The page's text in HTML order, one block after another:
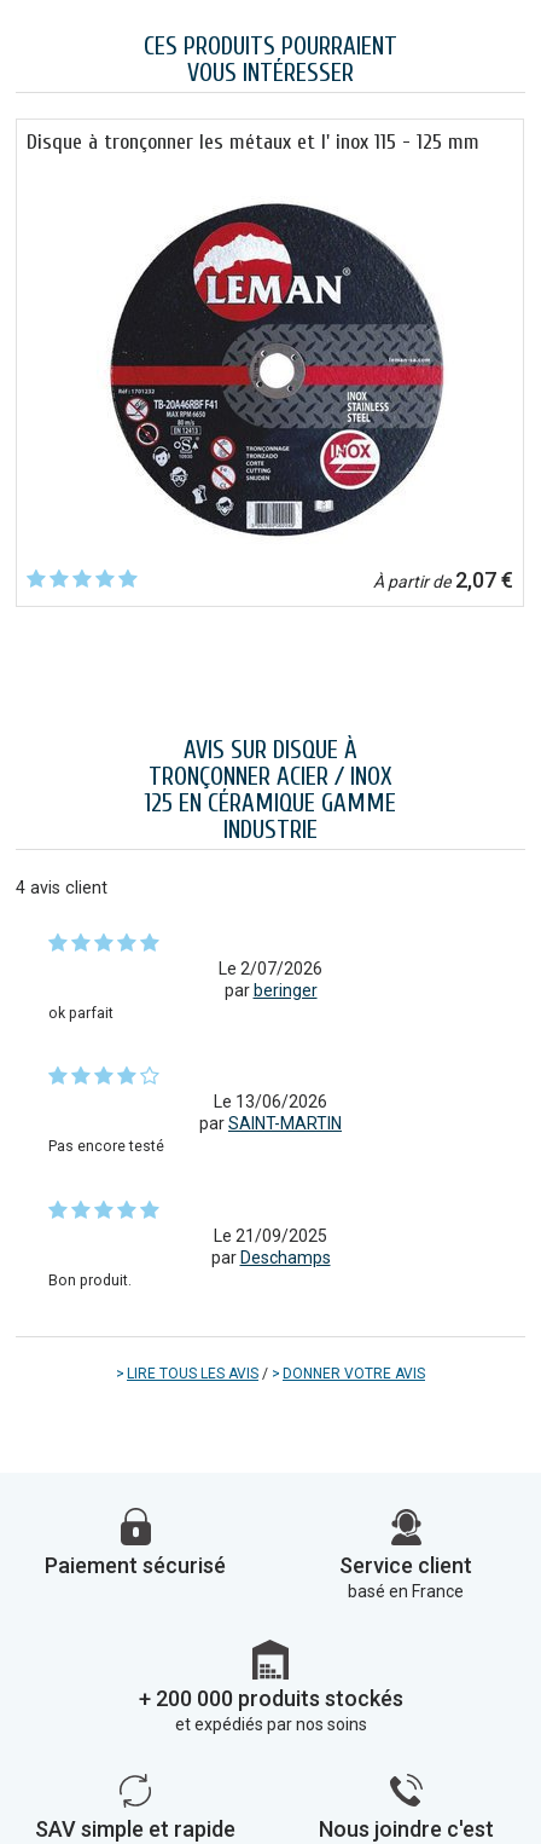
CES PRODUITS POURRAIENT
VOUS INTÉRESSER
Disque à tronçonner les métaux et l' inox 115 - 125 mm
À partir de2,07 €
AVIS SUR DISQUE À
TRONÇONNER ACIER / INOX
125 EN CÉRAMIQUE GAMME
INDUSTRIE
4 avis client
Le 2/07/2026
par beringer
ok parfait
Le 13/06/2026
parSAINT-MARTIN
Pas encore testé
Le 21/09/2025
par Deschamps
Bon produit.
LIRE TOUS LES AVIS / DONNER VOTRE AVIS
Paiement sécurisé Service client
basé en France
+ 200 000 produits stockés
et expédiés par nos soins
SAV simple et rapide Nous joindre c'est